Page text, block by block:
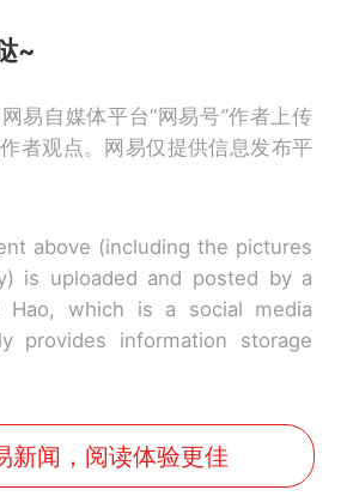
~
易自媒体平台“网易号”作者上传
者观点。网易仅提供信息发布平
above (including the pictures
is uploaded and posted by a
Hao, which is a social media
provides information storage
新闻，阅读体验更佳